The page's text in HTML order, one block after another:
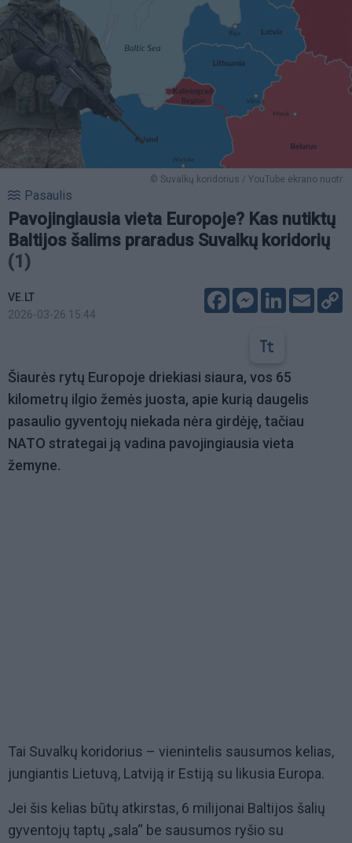
© Suvalkų koridorius / YouTube ekrano nuotr.
Pasaulis
Pavojingiausia vieta Europoje? Kas nutiktų
Baltijos šalims praradus Suvalkų koridorių
(1)
VE.LT
2026-03-26 15:44
FacebookMessenger
LinkedIn
Email
Šiaurės rytų Europoje driekiasi siaura, vos 65
kilometrų ilgio žemės juosta, apie kurią daugelis
pasaulio gyventojų niekada nėra girdėję, tačiau
NATO strategai ją vadina pavojingiausia vieta
žemyne.
Tai Suvalkų koridorius – vienintelis sausumos kelias,
jungiantis Lietuvą, Latviją ir Estiją su likusia Europa.
Jei šis kelias būtų atkirstas, 6 milijonai Baltijos šalių
gyventojų taptų „sala“ be sausumos ryšio su